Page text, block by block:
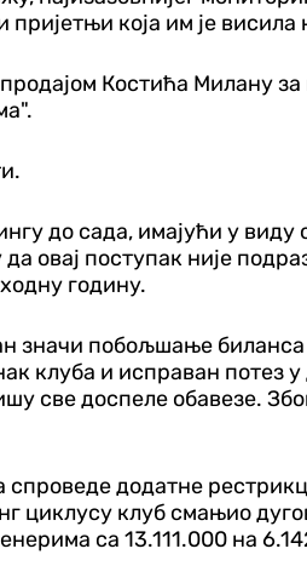
пријетњи која им је
Костића Милану
до сада, имајући у
овај поступак није
годину.
значи побољшање
клуба и исправан
све доспеле обавезе.
спроведе додатне
циклусу клуб смањио
са 13.111.000 на